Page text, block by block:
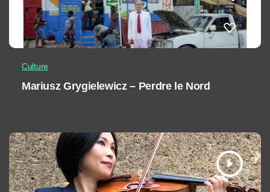
Culture
Mariusz Grygielewicz – Perdre le Nord
play_arrow